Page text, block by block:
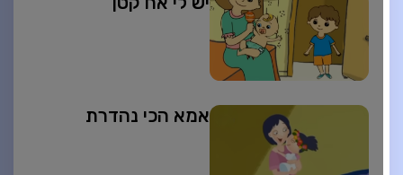
אמא הכי נהדרת